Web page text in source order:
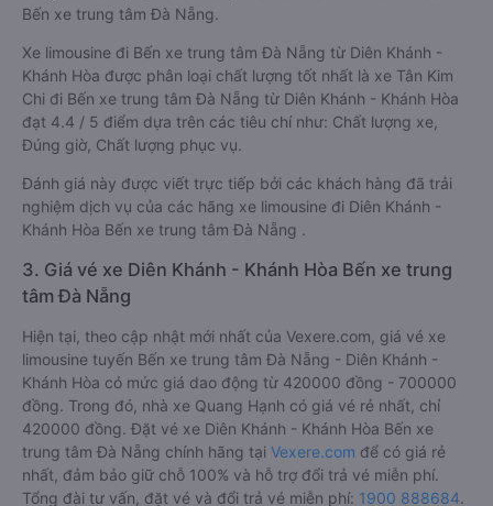
Bến xe trung tâm Đà Nẵng.
Xe limousine đi Bến xe trung tâm Đà Nẵng từ Diên Khánh -
Khánh Hòa được phân loại chất lượng tốt nhất là xe Tân Kim
Chi đi Bến xe trung tâm Đà Nẵng từ Diên Khánh - Khánh Hòa
đạt 4.4 / 5 điểm dựa trên các tiêu chí như: Chất lượng xe,
Đúng giờ, Chất lượng phục vụ.
Đánh giá này được viết trực tiếp bởi các khách hàng đã trải
nghiệm dịch vụ của các hãng xe limousine đi Diên Khánh -
Khánh Hòa Bến xe trung tâm Đà Nẵng .
3. Giá vé xe Diên Khánh - Khánh Hòa Bến xe trung
tâm Đà Nẵng
Hiện tại, theo cập nhật mới nhất của Vexere.com, giá vé xe
limousine tuyến Bến xe trung tâm Đà Nẵng - Diên Khánh -
Khánh Hòa có mức giá dao động từ 420000 đồng - 700000
đồng. Trong đó, nhà xe Quang Hạnh có giá vé rẻ nhất, chỉ
420000 đồng. Đặt vé xe Diên Khánh - Khánh Hòa Bến xe
trung tâm Đà Nẵng chính hãng tại Vexere.com để có giá rẻ
nhất, đảm bảo giữ chỗ 100% và hỗ trợ đổi trả vé miễn phí.
Tổng đài tư vấn, đặt vé và đổi trả vé miễn phí: 1900 888684.